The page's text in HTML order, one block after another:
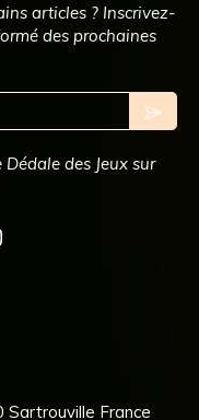
articles ? Inscrivez-
des prochaines
des Jeux sur
Sartrouville France